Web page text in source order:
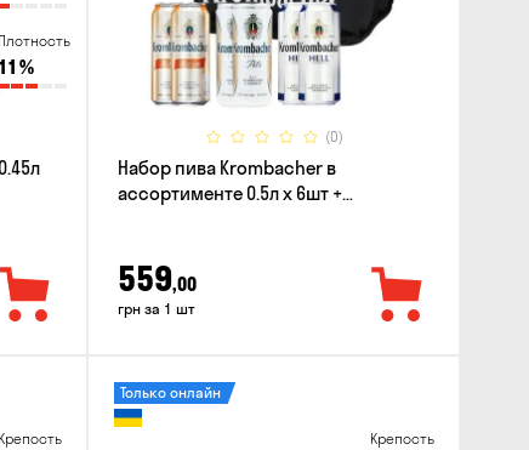
Плотность
11 %
(0)
Набор пива Krombacher в
ассортименте 0.5л х 6шт +
559,00
грн за 1 шт
Крепость Крепость
Только онлайн